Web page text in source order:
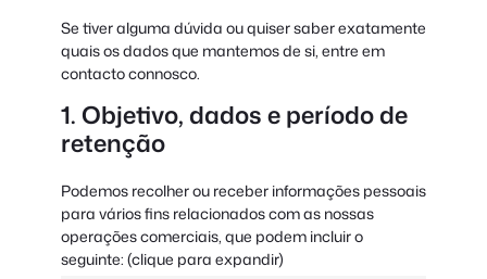
Se tiver alguma dúvida ou quiser saber exatamente
quais os dados que mantemos de si, entre em
contacto connosco.
1. Objetivo, dados e período de
retenção
Podemos recolher ou receber informações pessoais
para vários fins relacionados com as nossas
operações comerciais, que podem incluir o
seguinte: (clique para expandir)